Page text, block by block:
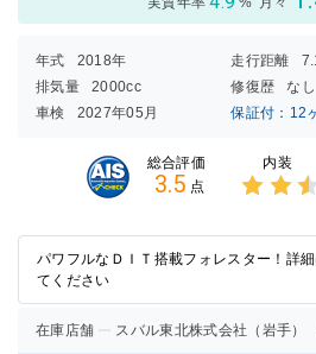
年式 2018年 走行距離
排気量
2000cc 修復歴
なし
車検
2027年05月 保証付：12
総合評価
3.5 点
内装
2.5
の評
パワフルなＤＩＴ搭載フォレスター！詳
てください
在庫店舗 スバル東北株式会社（岩手